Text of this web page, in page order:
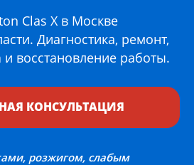
Clas X в Москве
Диагностика, ремонт,
и восстановление работы.
КОНСУЛЬТАЦИЯ
розжигом, слабым